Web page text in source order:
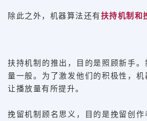
除此之外，机器算法还有扶持机制和
扶持机制的推出，目的是照顾新手
量一般。为了激发他们的积极性，机
让播放量有所提升。
挽留机制顾名思义，目的是挽留创